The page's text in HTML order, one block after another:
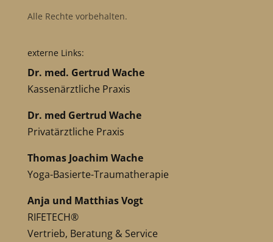
Alle Rechte vorbehalten.
externe Links:
Dr. med. Gertrud Wache
Kassenärztliche Praxis
Dr. med Gertrud Wache
Privatärztliche Praxis
Thomas Joachim Wache
Yoga-Basierte-Traumatherapie
Anja und Matthias Vogt
RIFETECH®
Vertrieb, Beratung & Service